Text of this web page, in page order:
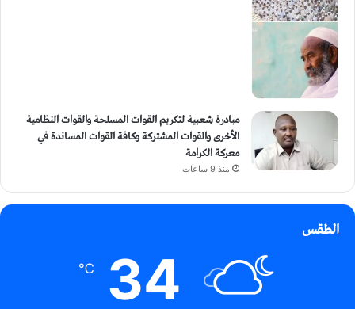
مبادرة شعبية لتكريم القوات المسلحة والقوات النظامية
الأخرى والقوات المشتركة وكافة القوات المساندة في
معركة الكرامة
منذ 9 ساعات
الطقس
34
℃